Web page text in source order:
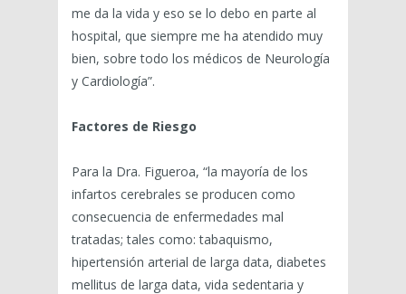
me da la vida y eso se lo debo en parte al
hospital, que siempre me ha atendido muy
bien, sobre todo los médicos de Neurología
y Cardiología”.
Factores de Riesgo
Para la Dra. Figueroa, “la mayoría de los
infartos cerebrales se producen como
consecuencia de enfermedades mal
tratadas; tales como: tabaquismo,
hipertensión arterial de larga data, diabetes
mellitus de larga data, vida sedentaria y